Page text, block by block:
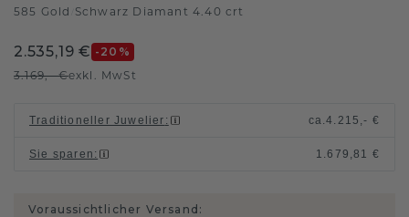
585 Gold Schwarz Diamant 4.40 crt
2.535,19 € -20 %
3.169,- €exkl. MwSt
Traditioneller Juwelier : ca.4.215,- €
Sie sparen : 1.679,81 €
Voraussichtlicher Versand: